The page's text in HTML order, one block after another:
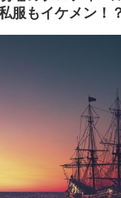
服もイケメン！？